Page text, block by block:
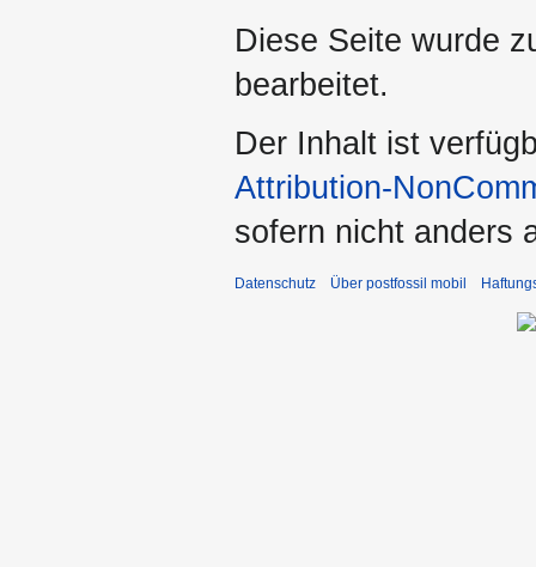
Diese Seite wurde
bearbeitet.
Der Inhalt ist
Attribution-
sofern nicht anders
Datenschutz Über postfossil mobil